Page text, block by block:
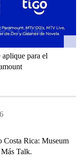
aplique para el
Costa Rica: Museum
Talk.